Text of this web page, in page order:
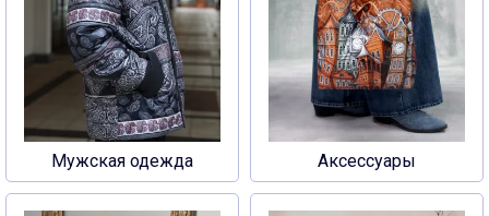
Мужская одежда Аксессуары